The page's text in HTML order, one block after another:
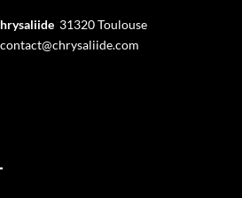
31320 Toulouse
contact@chrysaliide.com